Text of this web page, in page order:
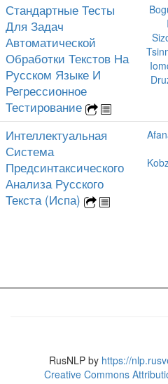
Стандартные Тесты
Для Задач
Автоматической
Обработки Текстов На
Русском Языке И
Регрессионное
Тестирование
Интеллектуальная
Система
Предсинтаксического
Анализа Русского
Текста (Испа)
RusNLP by https://
Creative Commons